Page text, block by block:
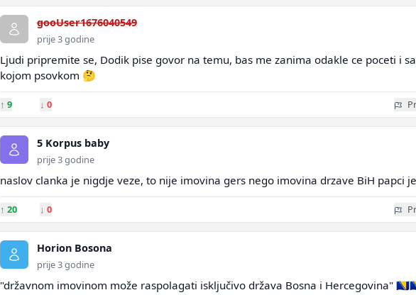
gooUser1676040549
prije 3 godine
Ljudi pripremite se, Dodik pise govor na temu, bas me zanima odakle ce poceti i sa
kojom psovkom 🤔
↑ 9 ↓ 0
5 Korpus baby
prije 3 godine
naslov clanka je nigdje veze, to nije imovina gers nego imovina drzave BiH papci
↑ 20 ↓ 0
Horion Bosona
prije 3 godine
"državnom imovinom može raspolagati isključivo država Bosna i Hercegovina"